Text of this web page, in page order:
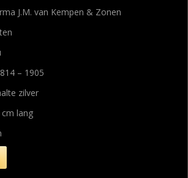
J.M. van Kempen & Zonen
– 1905
zilver
lang